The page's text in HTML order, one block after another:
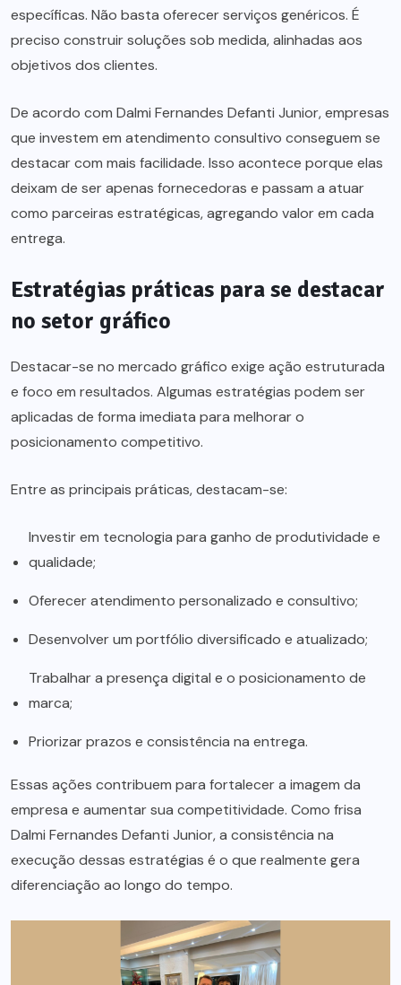
específicas. Não basta oferecer serviços genéricos. É
preciso construir soluções sob medida, alinhadas aos
objetivos dos clientes.
De acordo com Dalmi Fernandes Defanti Junior, empresas
que investem em atendimento consultivo conseguem se
destacar com mais facilidade. Isso acontece porque elas
deixam de ser apenas fornecedoras e passam a atuar
como parceiras estratégicas, agregando valor em cada
entrega.
Estratégias práticas para se destacar
no setor gráfico
Destacar-se no mercado gráfico exige ação estruturada
e foco em resultados. Algumas estratégias podem ser
aplicadas de forma imediata para melhorar o
posicionamento competitivo.
Entre as principais práticas, destacam-se:
Investir em tecnologia para ganho de produtividade e
qualidade;
Oferecer atendimento personalizado e consultivo;
Desenvolver um portfólio diversificado e atualizado;
Trabalhar a presença digital e o posicionamento de
marca;
Priorizar prazos e consistência na entrega.
Essas ações contribuem para fortalecer a imagem da
empresa e aumentar sua competitividade. Como frisa
Dalmi Fernandes Defanti Junior, a consistência na
execução dessas estratégias é o que realmente gera
diferenciação ao longo do tempo.